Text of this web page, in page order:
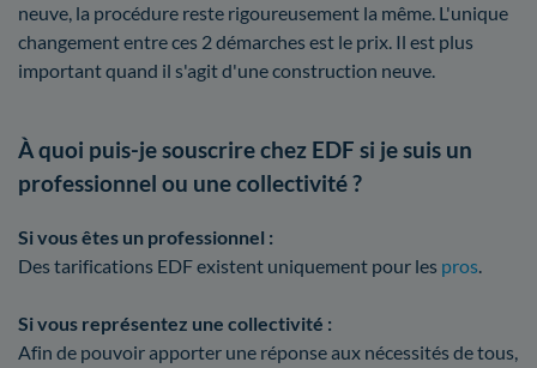
neuve, la procédure reste rigoureusement la même. L'unique
changement entre ces 2 démarches est le prix. Il est plus
important quand il s'agit d'une construction neuve.
À quoi puis-je souscrire chez EDF si je suis un
professionnel ou une collectivité ?
Si vous êtes un professionnel :
Des tarifications EDF existent uniquement pour les pros.
Si vous représentez une collectivité :
Afin de pouvoir apporter une réponse aux nécessités de tous,